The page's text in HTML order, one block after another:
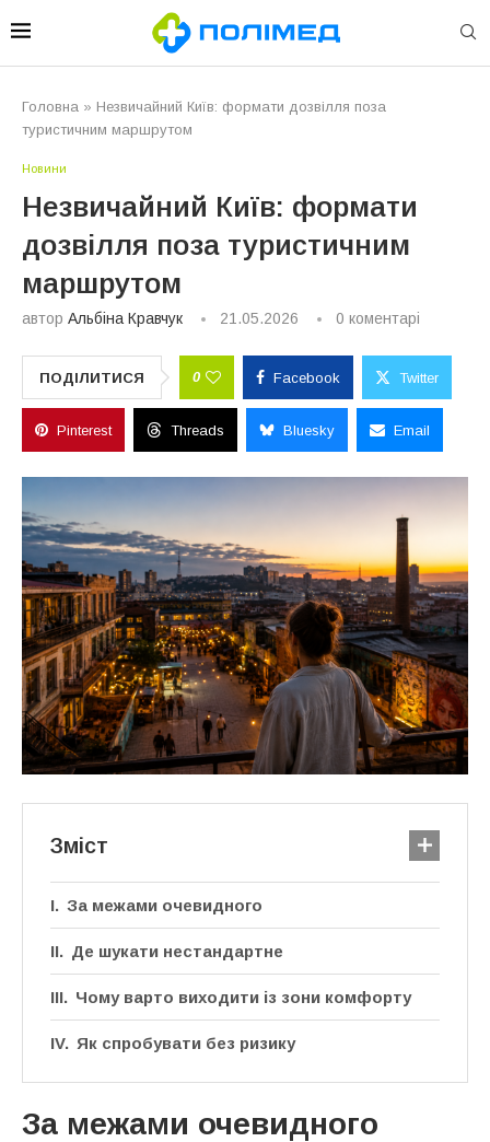
Головна » Незвичайний Київ: формати дозвілля поза
туристичним маршрутом
Новини
Незвичайний Київ: формати
дозвілля поза туристичним
маршрутом
автор Альбіна Кравчук 21.05.2026 0 коментарі
ПОДІЛИТИСЯ 0 Facebook Twitter
Pinterest Threads Bluesky Email
Зміст
За межами очевидного
Де шукати нестандартне
Чому варто виходити із зони комфорту
Як спробувати без ризику
За межами очевидного